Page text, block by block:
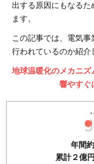
出する原因にもなる
ます。
この記事では、電気
行われているのか紹介
地球温暖化のメカニ
響やすぐ
年間
累計２億